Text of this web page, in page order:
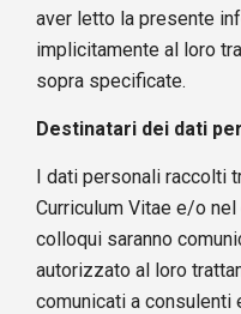
aver letto la presente
implicitamente al loro
sopra specificate.
Destinatari dei dati
I dati personali raccolti
Curriculum Vitae e/o
colloqui saranno
autorizzato al loro
comunicati a